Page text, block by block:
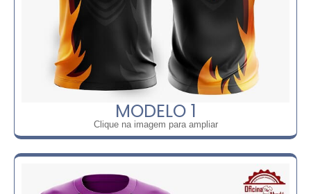
MODELO 1
Clique na imagem para ampliar